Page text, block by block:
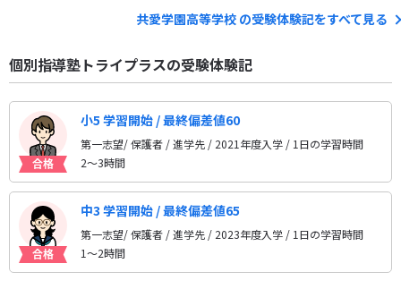
共愛学園高等学校 の受験体験記をすべて見る
個別指導塾トライプラスの受験体験記
小5 学習開始 / 最終偏差値60
第一志望/ 保護者 / 進学先/ 2021年度入学 / 1日の学習時間
2〜3時間
中3 学習開始 / 最終偏差値65
第一志望/ 保護者 / 進学先/ 2023年度入学 / 1日の学習時間
1〜2時間